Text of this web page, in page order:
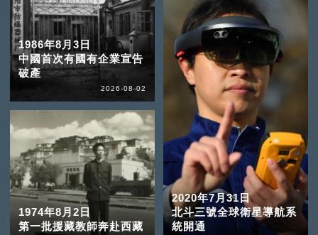
1986年8月3日
中國首次有國有企業宣告
破產
2026-08-02
1974年8月2日
第一批援藏教師奔赴西藏
2020年7月31日
北斗三號全球衛星導航系
統開通